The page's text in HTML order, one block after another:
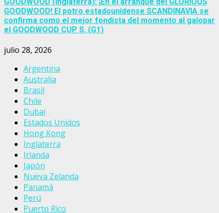
GOODWOOD! El potro estadounidense SCANDINAVIA se
confirma como el mejor fondista del momento al galopar
el GOODWOOD CUP S. (G1)
julio 28, 2026
Argentina
Australia
Brasil
Chile
Dubai
Estados Unidos
Hong Kong
Inglaterra
Irlanda
Japón
Nueva Zelanda
Panamá
Perú
Puerto Rico